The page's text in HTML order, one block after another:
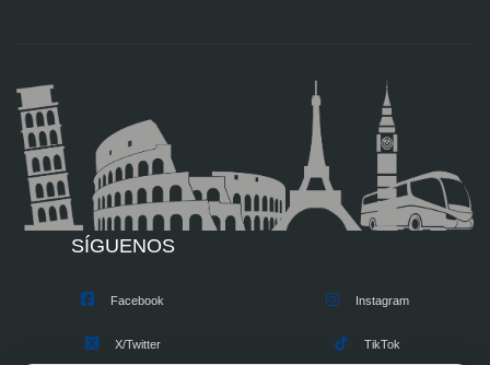
SÍGUENOS
Facebook
X/Twitter
Instagram
TikTok